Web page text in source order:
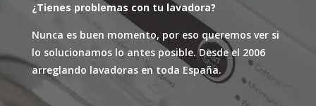
¿Tienes problemas con tu lavadora?
Nunca es buen momento, por eso queremos ver si
lo solucionamos lo antes posible. Desde el 2006
arreglando lavadoras en toda España.